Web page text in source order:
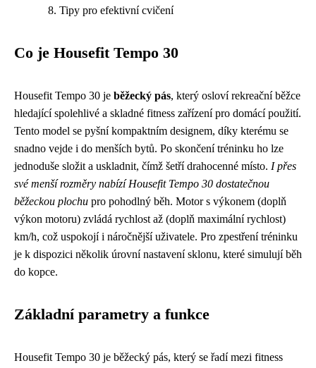
Tipy pro efektivní cvičení
Co je Housefit Tempo 30
Housefit Tempo 30 je běžecký pás, který osloví rekreační běžce
hledající spolehlivé a skladné fitness zařízení pro domácí použití.
Tento model se pyšní kompaktním designem, díky kterému se
snadno vejde i do menších bytů. Po skončení tréninku ho lze
jednoduše složit a uskladnit, čímž šetří drahocenné místo. I přes
své menší rozměry nabízí Housefit Tempo 30 dostatečnou
běžeckou plochu pro pohodlný běh. Motor s výkonem (doplň
výkon motoru) zvládá rychlost až (doplň maximální rychlost)
km/h, což uspokojí i náročnější uživatele. Pro zpestření tréninku
je k dispozici několik úrovní nastavení sklonu, které simulují běh
do kopce.
Základní parametry a funkce
Housefit Tempo 30 je běžecký pás, který se řadí mezi fitness